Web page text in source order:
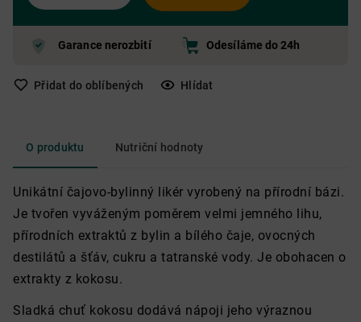
Garance nerozbití Odesíláme do 24h
Přidat do oblíbených Hlídat
O produktu Nutriční hodnoty
Unikátní čajovo-bylinný likér vyrobený na přírodní bázi.
Je tvořen vyváženým poměrem velmi jemného lihu,
přírodních extraktů z bylin a bílého čaje, ovocných
destilátů a šťáv, cukru a tatranské vody. Je obohacen o
extrakty z kokosu.
Sladká chuť kokosu dodává nápoji jeho výraznou